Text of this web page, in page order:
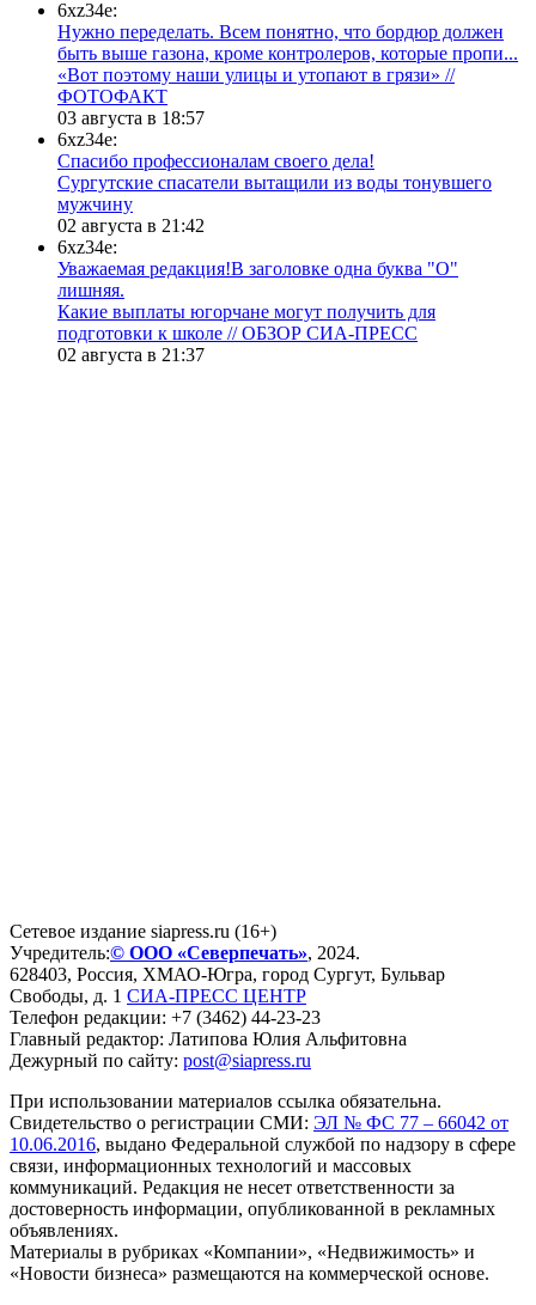
6xz34e:
Нужно переделать. Всем понятно, что бордюр должен
быть выше газона, кроме контролеров, которые пропи...
«Вот поэтому наши улицы и утопают в грязи» //
ФОТОФАКТ
03 августа в 18:57
6xz34e:
Спасибо профессионалам своего дела!
Сургутские спасатели вытащили из воды тонувшего
мужчину
02 августа в 21:42
6xz34e:
Уважаемая редакция!В заголовке одна буква "О"
лишняя.
Какие выплаты югорчане могут получить для
подготовки к школе // ОБЗОР СИА-ПРЕСС
02 августа в 21:37
Сетевое издание siapress.ru (16+)
Учредитель:© ООО «Северпечать», 2024.
628403, Россия, ХМАО-Югра, город Сургут, Бульвар
Свободы, д. 1 СИА-ПРЕСС ЦЕНТР
Телефон редакции: +7 (3462) 44-23-23
Главный редактор: Латипова Юлия Альфитовна
Дежурный по сайту: post@siapress.ru
При использовании материалов ссылка обязательна.
Свидетельство о регистрации СМИ: ЭЛ № ФС 77 – 66042 от
10.06.2016, выдано Федеральной службой по надзору в сфере
связи, информационных технологий и массовых
коммуникаций. Редакция не несет ответственности за
достоверность информации, опубликованной в рекламных
объявлениях.
Материалы в рубриках «Компании», «Недвижимость» и
«Новости бизнеса» размещаются на коммерческой основе.